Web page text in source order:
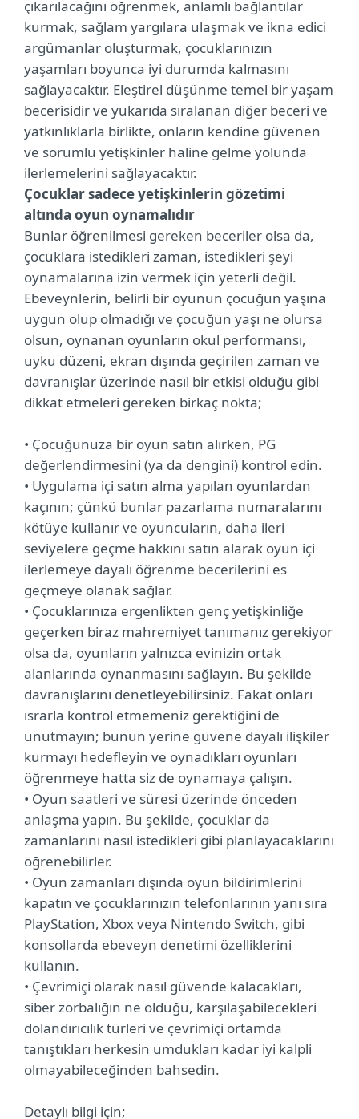
çıkarılacağını öğrenmek, anlamlı bağlantılar
kurmak, sağlam yargılara ulaşmak ve ikna edici
argümanlar oluşturmak, çocuklarınızın
yaşamları boyunca iyi durumda kalmasını
sağlayacaktır. Eleştirel düşünme temel bir yaşam
becerisidir ve yukarıda sıralanan diğer beceri ve
yatkınlıklarla birlikte, onların kendine güvenen
ve sorumlu yetişkinler haline gelme yolunda
ilerlemelerini sağlayacaktır.
Çocuklar sadece yetişkinlerin gözetimi
altında oyun oynamalıdır
Bunlar öğrenilmesi gereken beceriler olsa da,
çocuklara istedikleri zaman, istedikleri şeyi
oynamalarına izin vermek için yeterli değil.
Ebeveynlerin, belirli bir oyunun çocuğun yaşına
uygun olup olmadığı ve çocuğun yaşı ne olursa
olsun, oynanan oyunların okul performansı,
uyku düzeni, ekran dışında geçirilen zaman ve
davranışlar üzerinde nasıl bir etkisi olduğu gibi
dikkat etmeleri gereken birkaç nokta;
• Çocuğunuza bir oyun satın alırken, PG
değerlendirmesini (ya da dengini) kontrol edin.
• Uygulama içi satın alma yapılan oyunlardan
kaçının; çünkü bunlar pazarlama numaralarını
kötüye kullanır ve oyuncuların, daha ileri
seviyelere geçme hakkını satın alarak oyun içi
ilerlemeye dayalı öğrenme becerilerini es
geçmeye olanak sağlar.
• Çocuklarınıza ergenlikten genç yetişkinliğe
geçerken biraz mahremiyet tanımanız gerekiyor
olsa da, oyunların yalnızca evinizin ortak
alanlarında oynanmasını sağlayın. Bu şekilde
davranışlarını denetleyebilirsiniz. Fakat onları
ısrarla kontrol etmemeniz gerektiğini de
unutmayın; bunun yerine güvene dayalı ilişkiler
kurmayı hedefleyin ve oynadıkları oyunları
öğrenmeye hatta siz de oynamaya çalışın.
• Oyun saatleri ve süresi üzerinde önceden
anlaşma yapın. Bu şekilde, çocuklar da
zamanlarını nasıl istedikleri gibi planlayacaklarını
öğrenebilirler.
• Oyun zamanları dışında oyun bildirimlerini
kapatın ve çocuklarınızın telefonlarının yanı sıra
PlayStation, Xbox veya Nintendo Switch, gibi
konsollarda ebeveyn denetimi özelliklerini
kullanın.
• Çevrimiçi olarak nasıl güvende kalacakları,
siber zorbalığın ne olduğu, karşılaşabilecekleri
dolandırıcılık türleri ve çevrimiçi ortamda
tanıştıkları herkesin umdukları kadar iyi kalpli
olmayabileceğinden bahsedin.
Detaylı bilgi için;